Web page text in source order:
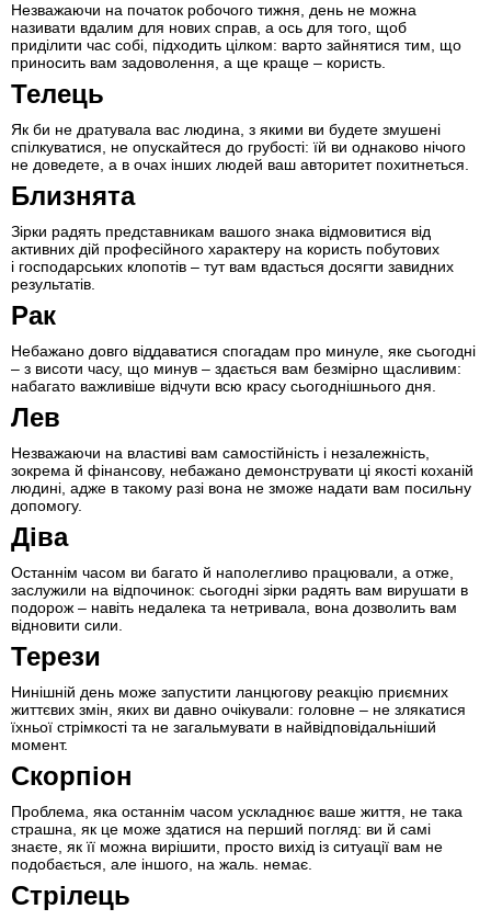
Незважаючи на початок робочого тижня, день не можна
називати вдалим для нових справ, а ось для того, щоб
приділити час собі, підходить цілком: варто зайнятися тим, що
приносить вам задоволення, а ще краще – користь.
Телець
Як би не дратувала вас людина, з якими ви будете змушені
спілкуватися, не опускайтеся до грубості: їй ви однаково нічого
не доведете, а в очах інших людей ваш авторитет похитнеться.
Близнята
Зірки радять представникам вашого знака відмовитися від
активних дій професійного характеру на користь побутових
і господарських клопотів – тут вам вдасться досягти завидних
результатів.
Рак
Небажано довго віддаватися спогадам про минуле, яке сьогодні
– з висоти часу, що минув – здається вам безмірно щасливим:
набагато важливіше відчути всю красу сьогоднішнього дня.
Лев
Незважаючи на властиві вам самостійність і незалежність,
зокрема й фінансову, небажано демонструвати ці якості коханій
людині, адже в такому разі вона не зможе надати вам посильну
допомогу.
Діва
Останнім часом ви багато й наполегливо працювали, а отже,
заслужили на відпочинок: сьогодні зірки радять вам вирушати в
подорож – навіть недалека та нетривала, вона дозволить вам
відновити сили.
Терези
Нинішній день може запустити ланцюгову реакцію приємних
життєвих змін, яких ви давно очікували: головне – не злякатися
їхньої стрімкості та не загальмувати в найвідповідальніший
момент.
Скорпіон
Проблема, яка останнім часом ускладнює ваше життя, не така
страшна, як це може здатися на перший погляд: ви й самі
знаєте, як її можна вирішити, просто вихід із ситуації вам не
подобається, але іншого, на жаль. немає.
Стрілець